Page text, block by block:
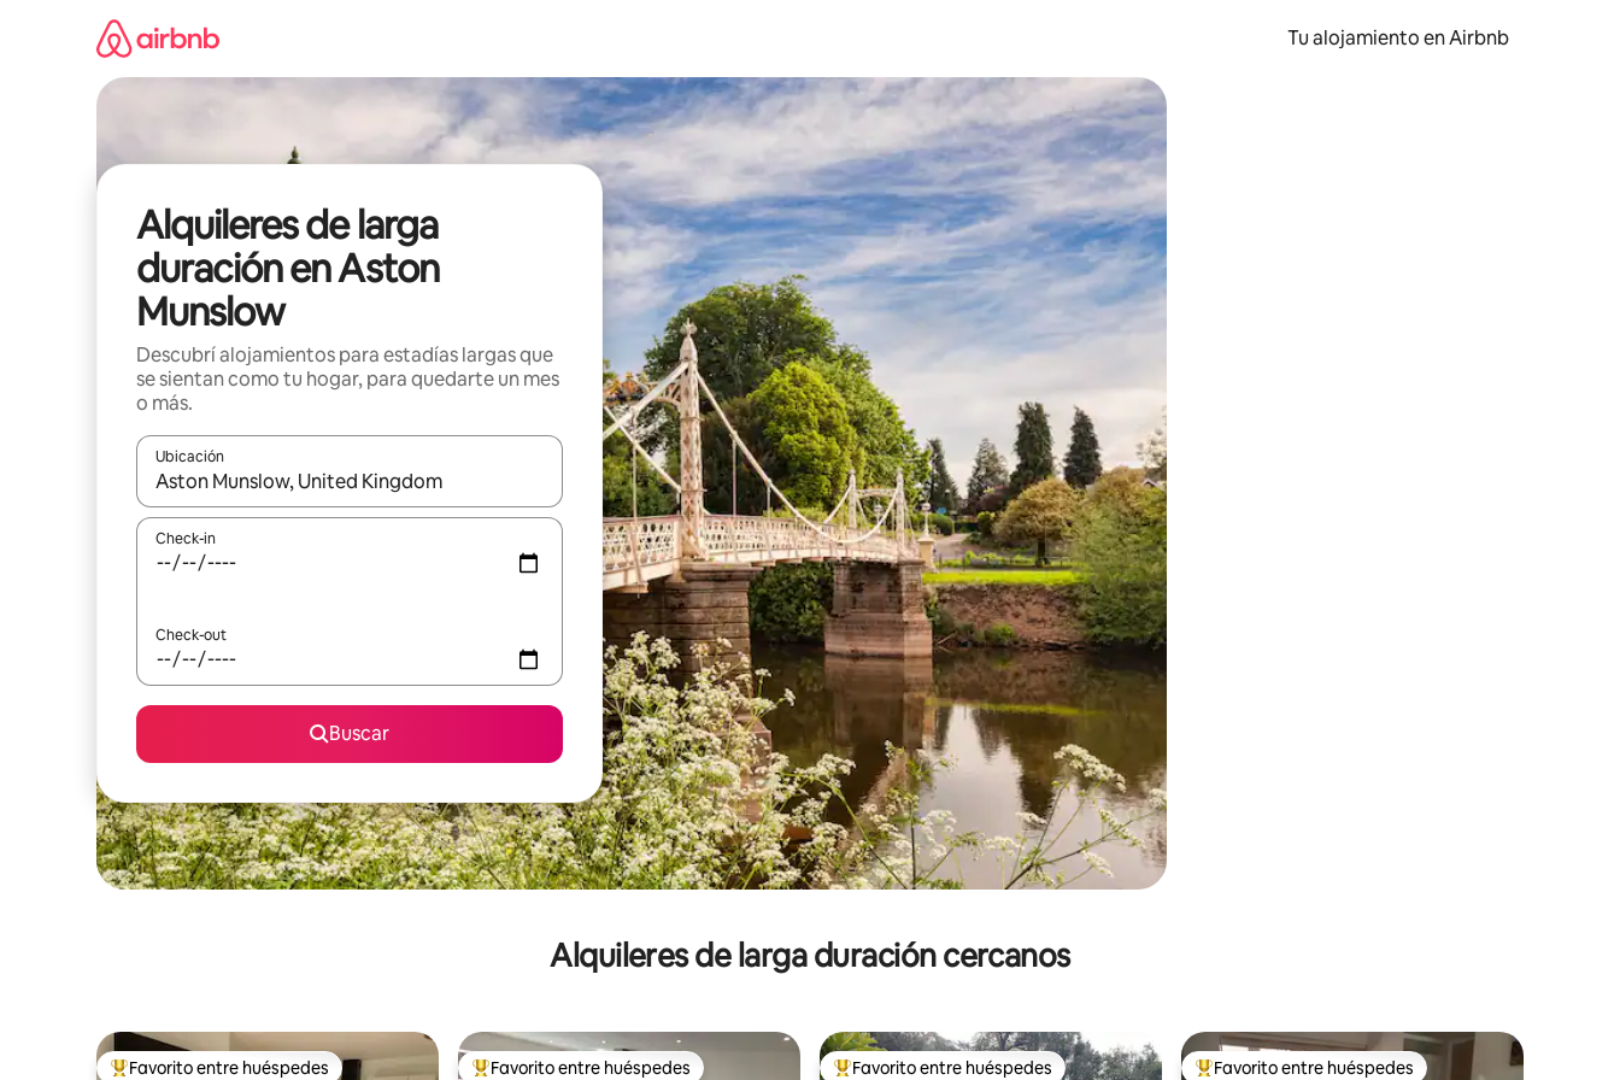
Tu alojamiento en Airbnb
Alquileres de larga
duración en Aston
Munslow
Descubrí alojamientos para estadías largas que
se sientan como tu hogar, para quedarte un mes
o más.
Ubicación
Cuando los resultados estén disponibles, navegá con las teclas de flecha hacia arriba y hacia abajo o explorá deslizando el dedo.
Check-in
Check-out
Buscar
Alquileres de larga duración cercanos
Favorito entre huéspedes Favorito entre huéspedes Favorito entre huéspedes Favorito entre huéspedes